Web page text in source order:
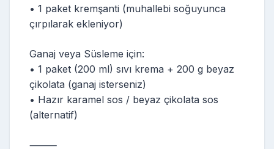
• 1 paket kremşanti (muhallebi soğuyunca
çırpılarak ekleniyor)
Ganaj veya Süsleme için:
• 1 paket (200 ml) sıvı krema + 200 g beyaz
çikolata (ganaj isterseniz)
• Hazır karamel sos / beyaz çikolata sos
(alternatif)
⸻